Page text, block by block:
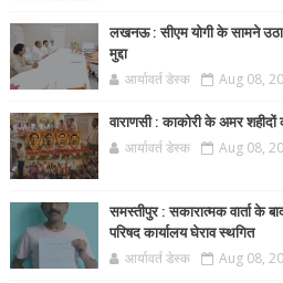
लखनऊ : सीएम योगी के सामने
मुद्दा
आर्यावर्त डेस्क Aug 08,
वाराणसी : काकोरी के अमर
आर्यावर्त डेस्क Aug 08,
समस्तीपुर : सकारात्मक वार्ता के
परिषद कार्यालय घेराव स्थगित
आर्यावर्त डेस्क Aug 08,